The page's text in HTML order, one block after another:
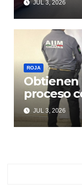
JUL 3, 2026
ROJA
Obtienen
proceso
familiar
JUL 3, 2026